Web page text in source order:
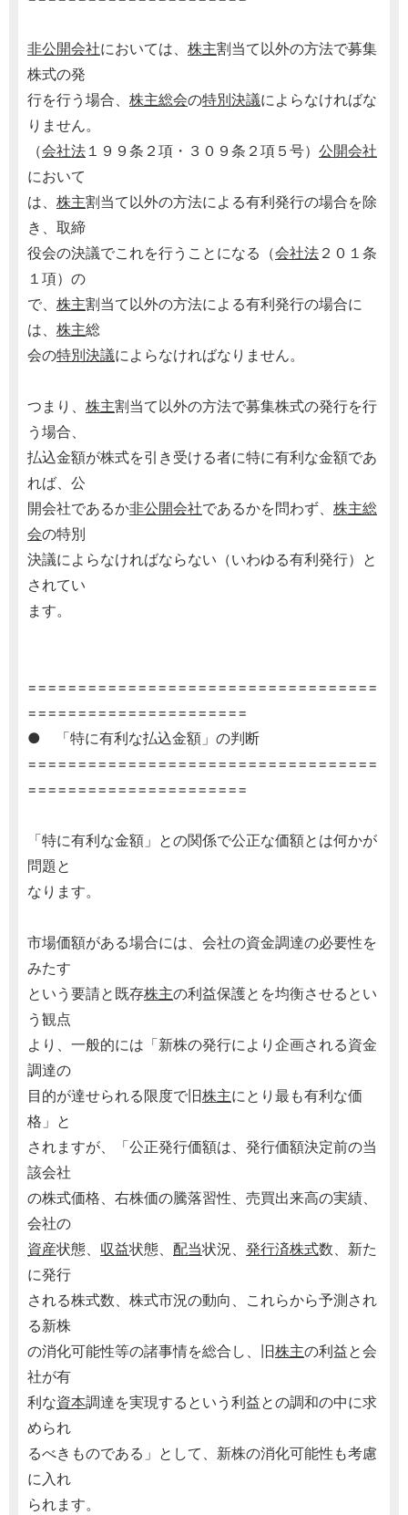
非公開会社においては、 株主割当て以外の方法で募集
株式の発
行を行う場合、 株主総会の特別決議によらなければな
りません。
（会社法 １９９条２項・３０９条２項５号） 公開会社
において
は、 株主割当て以外の方法による有利発行の場合を除
き、取締
役会の決議でこれを行うことになる（会社法 ２０１条
１項）の
で、 株主割当て以外の方法による有利発行の場合に
は、 株主総
会の特別決議によらなければなりません。
つまり、 株主割当て以外の方法で募集株式の発行を行
う場合、
払込金額が株式を引き受ける者に特に有利な金額であ
れば、公
開会社であるか非公開会社であるかを問わず、 株主総
会の特別
決議によらなければならない（いわゆる有利発行）と
されてい
ます。
===================================
======================
● 「特に有利な払込金額」の判断
===================================
======================
「特に有利な金額」との関係で公正な価額とは何かが
問題と
なります。
市場価額がある場合には、会社の資金調達の必要性を
みたす
という要請と既存株主の利益保護とを均衡させるとい
う観点
より、一般的には「新株の発行により企画される資金
調達の
目的が達せられる限度で旧株主にとり最も有利な価
格」と
されますが、「公正発行価額は、発行価額決定前の当
該会社
の株式価格、右株価の騰落習性、売買出来高の実績、
会社の
資産状態、 収益状態、 配当状況、 発行済株式数、新た
に発行
される株式数、株式市況の動向、これらから予測され
る新株
の消化可能性等の諸事情を総合し、旧株主の利益と会
社が有
利な資本調達を実現するという利益との調和の中に求
められ
るべきものである」として、新株の消化可能性も考慮
に入れ
られます。